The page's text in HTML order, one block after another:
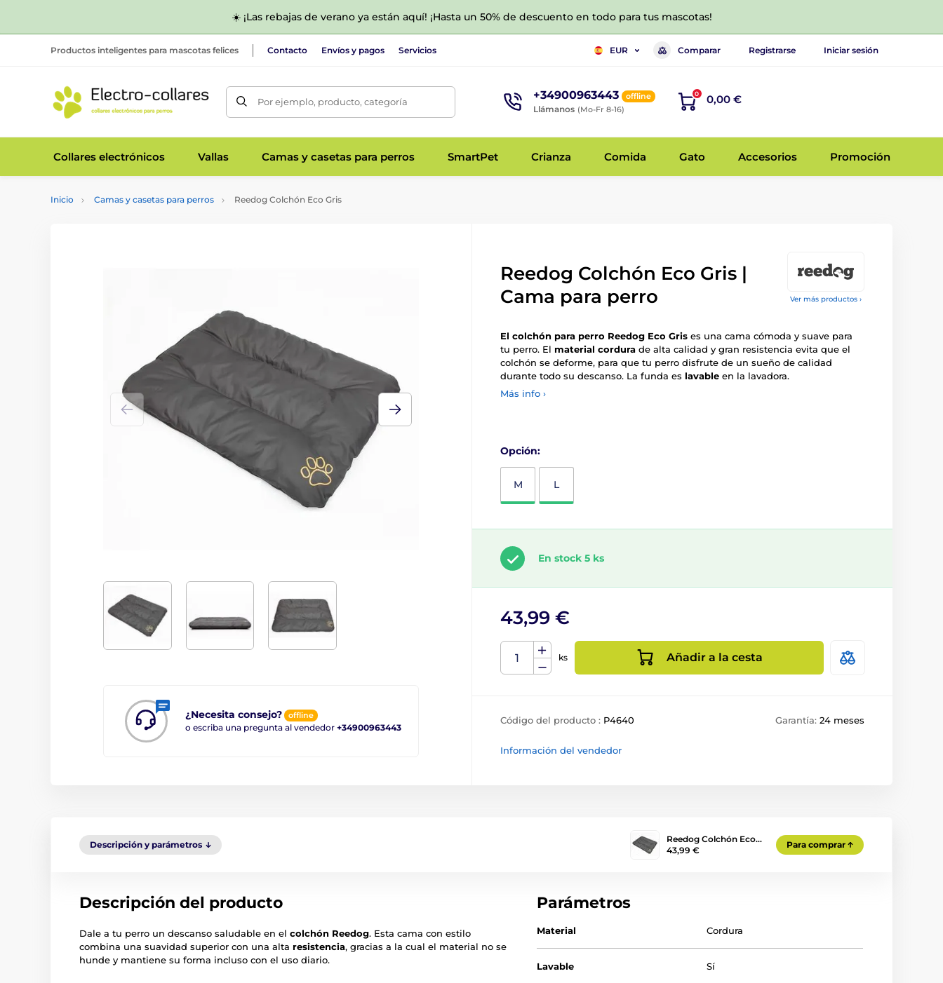
☀️ ¡Las rebajas de verano ya están aquí! ¡Hasta un 50% de descuento en todo para tus mascotas!
Productos inteligentes para mascotas felices Contacto Envíos y pagos Servicios EUR Comparar Registrarse Iniciar sesión
Por ejemplo, producto, categoría +34900963443 offline
Llámanos (Mo-Fr 8-16)
0 0,00 €
Collares electrónicos Vallas Camas y casetas para perros SmartPet Crianza Comida Gato Accesorios Promoción
Inicio Camas y casetas para perros Reedog Colchón Eco Gris
Ver más productos ›
¿Necesita consejo? offline
o escriba una pregunta al vendedor +34900963443
Reedog Colchón Eco Gris |
Cama para perro
El colchón para perro Reedog Eco Gris es una cama cómoda y suave para
tu perro. El material cordura de alta calidad y gran resistencia evita que el
colchón se deforme, para que tu perro disfrute de un sueño de calidad
durante todo su descanso. La funda es lavable en la lavadora.
Más info ›
Opción:
M L
En stock 5 ks
43,99 €
ks Añadir a la cesta
Código del producto : P4640 Garantía: 24 meses
Información del vendedor
Descripción y parámetros
Reedog Colchón Eco…
43,99 €
Para comprar
Descripción del producto
Dale a tu perro un descanso saludable en el colchón Reedog. Esta cama con estilo
combina una suavidad superior con una alta resistencia, gracias a la cual el material no se
hunde y mantiene su forma incluso con el uso diario.
Parámetros
Material Cordura
Lavable Sí